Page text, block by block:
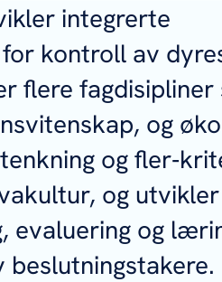
integrerte
kontroll av
flere fagdisipliner
og
og
og utvikler
og